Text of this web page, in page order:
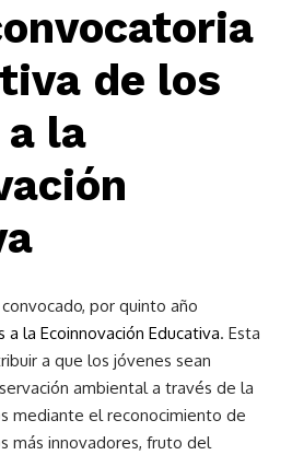
de los
la
por quinto año
a la Ecoinnovación Educativa. Esta
a que los jóvenes sean
ambiental a través de la
mediante el reconocimiento de
más innovadores, fruto del